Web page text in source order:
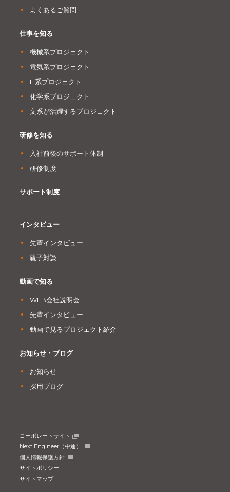
よくあるご質問
仕事を知る
機械系プロジェクト
電気系プロジェクト
IT系プロジェクト
化学系プロジェクト
文系が活躍するプロジェクト
研修を知る
入社前後のサポート体制
研修制度
サポート制度
インタビュー
先輩インタビュー
親子対談
動画で知る
WEB会社説明会
先輩インタビュー
動画で見るプロジェクト紹介
お知らせ・ブログ
お知らせ
採用ブログ
コーポレートサイト
Next Engineer（中途）
個人情報保護方針
サイトポリシー
サイトマップ